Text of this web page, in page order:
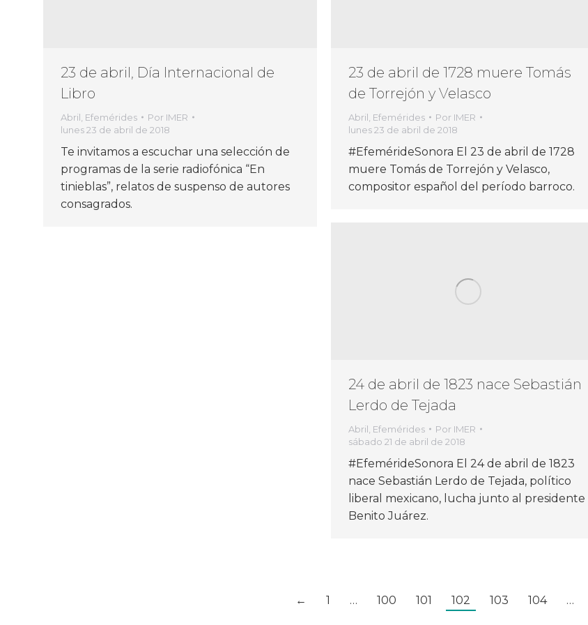
23 de abril, Día Internacional de
Libro
Abril Efemérides Por IMER
lunes 23 de abril de 2018
Te invitamos a escuchar una selección de
programas de la serie radiofónica “En
tinieblas”, relatos de suspenso de autores
consagrados.
23 de abril de 1728 muere Tomás
de Torrejón y Velasco
Abril Efemérides Por IMER
lunes 23 de abril de 2018
#EfemérideSonora El 23 de abril de 1728
muere Tomás de Torrejón y Velasco,
compositor español del período barroco.
24 de abril de 1823 nace Sebastián
Lerdo de Tejada
Abril Efemérides Por IMER
sábado 21 de abril de 2018
#EfemérideSonora El 24 de abril de 1823
nace Sebastián Lerdo de Tejada, político
liberal mexicano, lucha junto al presidente
Benito Juárez.
← 1 … 100 101 102 103 104 …